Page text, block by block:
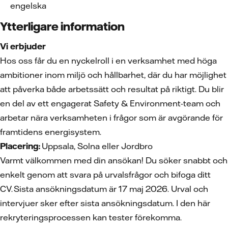
engelska
Ytterligare information
Vi erbjuder
Hos oss får du en nyckelroll i en verksamhet med höga
ambitioner inom miljö och hållbarhet, där du har möjlighet
att påverka både arbetssätt och resultat på riktigt. Du blir
en del av ett engagerat Safety & Environment-team och
arbetar nära verksamheten i frågor som är avgörande för
framtidens energisystem.
Placering: Uppsala, Solna eller Jordbro
Varmt välkommen med din ansökan! Du söker snabbt och
enkelt genom att svara på urvalsfrågor och bifoga ditt
CV. Sista ansökningsdatum är 17 maj 2026. Urval och
intervjuer sker efter sista ansökningsdatum. I den här
rekryteringsprocessen kan tester förekomma.